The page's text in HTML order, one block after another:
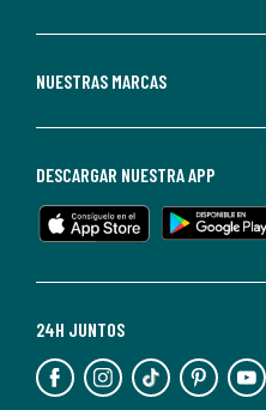
NUESTRAS MARCAS
24H JUNTOS
DESCARGAR NUESTRA APP